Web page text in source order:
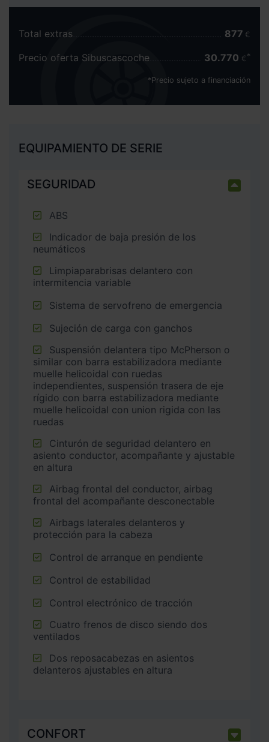
Total extras 877 €
Precio oferta Sibuscascoche 30.770 €
*Precio sujeto a financiación
EQUIPAMIENTO DE SERIE
SEGURIDAD
ABS
neumáticos
intermitencia variable
Sistema de servofreno de emergencia
Sujeción de carga con ganchos
similar con barra estabilizadora mediante
muelle helicoidal con ruedas
independientes, suspensión trasera de eje
rígido con barra estabilizadora mediante
muelle helicoidal con union rigida con las
ruedas
asiento conductor, acompañante y ajustable
en altura
frontal del acompañante desconectable
protección para la cabeza
Control de arranque en pendiente
Control de estabilidad
Control electrónico de tracción
ventilados
delanteros ajustables en altura
CONFORT